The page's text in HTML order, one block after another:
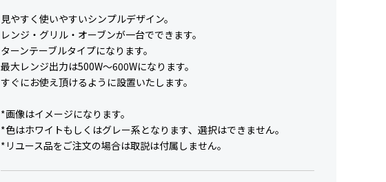
見やすく使いやすいシンプルデザイン。
レンジ・グリル・オーブンが一台でできます。
ターンテーブルタイプになります。
最大レンジ出力は500W～600Wになります。
すぐにお使え頂けるように設置いたします。
*画像はイメージになります。
*色はホワイトもしくはグレー系となります、選択はできません。
*リユース品をご注文の場合は取説は付属しません。